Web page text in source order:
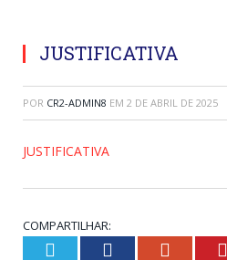
JUSTIFICATIVA
POR CR2-ADMIN8 EM 2 DE ABRIL DE 2025
JUSTIFICATIVA
COMPARTILHAR:
Twitter Facebook Google+